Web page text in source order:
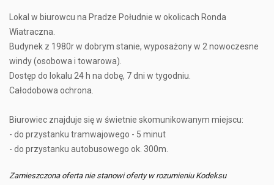
Lokal w biurowcu na Pradze Południe w okolicach Ronda
Wiatraczna.
Budynek z 1980r w dobrym stanie, wyposażony w 2 nowoczesne
windy (osobowa i towarowa).
Dostęp do lokalu 24 h na dobę, 7 dni w tygodniu.
Całodobowa ochrona.
Biurowiec znajduje się w świetnie skomunikowanym miejscu:
- do przystanku tramwajowego - 5 minut
- do przystanku autobusowego ok. 300m.
Zamieszczona oferta nie stanowi oferty w rozumieniu Kodeksu